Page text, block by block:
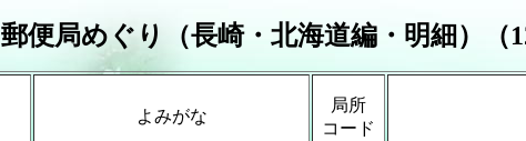
郵便局めぐり（長崎・北海道編・明細）（
よみがな
局所
コード